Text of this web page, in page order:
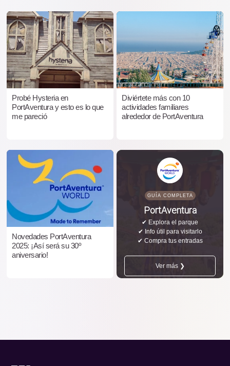
Probé Hysteria en
PortAventura y esto es lo que
me pareció
Diviértete más con 10
actividades familiares
alrededor de PortAventura
Novedades PortAventura
2025: ¡Así será su 30º
aniversario!
GUÍA COMPLETA
PortAventura
✔ Explora el parque
✔ Info útil para visitarlo
✔ Compra tus entradas
Ver más ❯